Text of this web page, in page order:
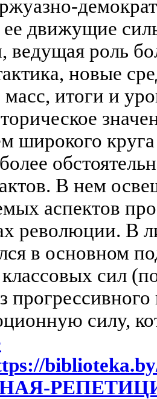
ее движущие
ведущая роль
новые
масс, итоги и
широкого
В нем
аспектов
революции. В
в основном
сил
прогрессивного
силу,